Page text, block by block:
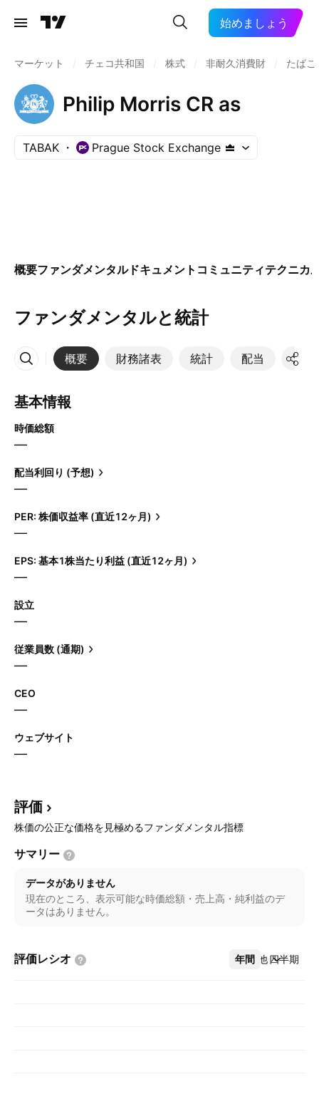
始めましょう
マーケット チェコ共和国 株式 非耐久消費財 たばこ
Philip Morris CR as
TABAK Prague Stock Exchange
概要ファンダメンタルドキュメント コミュニティテクニカ
ファンダメンタルと統計
概要 財務諸表 統計 配当 決算
その他
基本情報
時価総額
—
配当利回り (予想)
—
PER: 株価収益率 (直近12ヶ月)
—
EPS: 基本1株当たり利益 (直近12ヶ月)
—
設立
—
従業員数 (通期)
—
CEO
—
ウェブサイト
—
評価
株価の公正な価格を見極めるファンダメンタル指標
サマリー
データがありません
現在のところ、表示可能な時価総額・売上高・純利益のデ
ータはありません。
評価レシオ 年間 四半期
その他